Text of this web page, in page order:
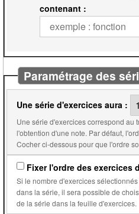
contenant :
Paramétrage des
Une série d'exercices aura :
Une série d'exercices correspond au
l'obtention d'une note. Par défaut,
Cocher ci-dessous pour que l'ordre
Fixer l'ordre des exercices
Si le nombre d'exercices
dans la série, il sera possible de choisir l'ordre au moment de l'insertion
de la série dans la feuille d'exercices.